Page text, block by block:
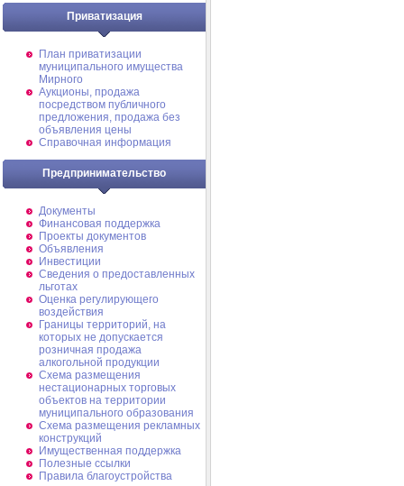
Приватизация
План приватизации
муниципального имущества
Мирного
Аукционы, продажа
посредством публичного
предложения, продажа без
объявления цены
Справочная информация
Предпринимательство
Документы
Финансовая поддержка
Проекты документов
Объявления
Инвестиции
Сведения о предоставленных
льготах
Оценка регулирующего
воздействия
Границы территорий, на
которых не допускается
розничная продажа
алкогольной продукции
Схема размещения
нестационарных торговых
объектов на территории
муниципального образования
Схема размещения рекламных
конструкций
Имущественная поддержка
Полезные ссылки
Правила благоустройства